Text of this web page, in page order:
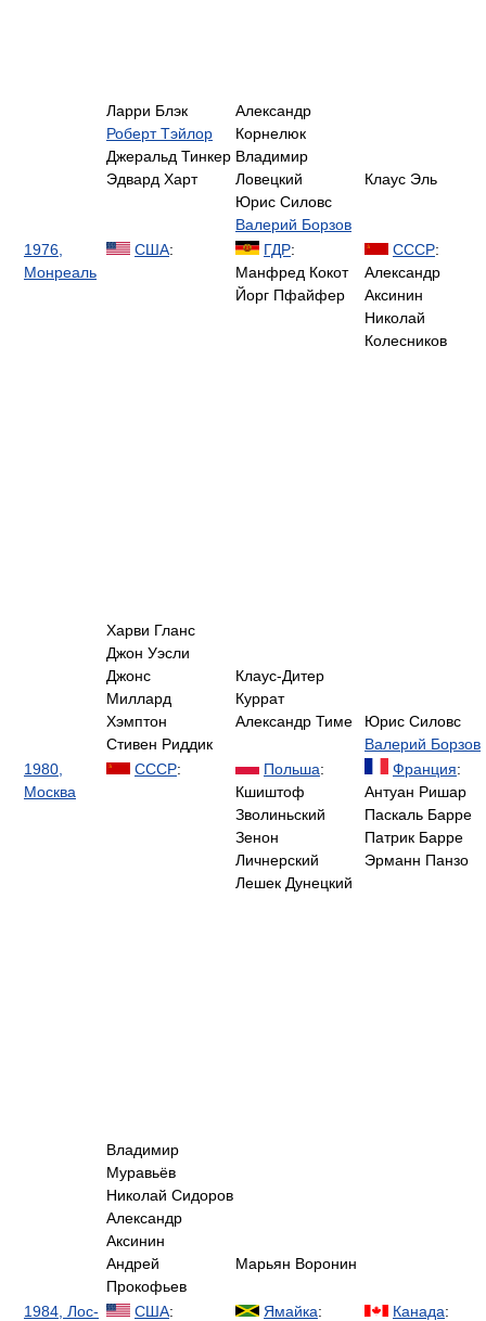
Ларри Блэк
Роберт Тэйлор
Джеральд Тинкер
Эдвард Харт
Александр
Корнелюк
Владимир
Ловецкий
Юрис Силовс
Валерий Борзов
Клаус Эль
1976,
Монреаль
США:
Харви Гланс
Джон Уэсли
Джонс
Миллард
Хэмптон
Стивен Риддик
ГДР:
Манфред Кокот
Йорг Пфайфер
Клаус-Дитер
Куррат
Александр Тиме
СССР:
Александр
Аксинин
Николай
Колесников
Юрис Силовс
Валерий Борзов
1980,
Москва
СССР:
Владимир
Муравьёв
Николай Сидоров
Александр
Аксинин
Андрей
Прокофьев
Польша:
Кшиштоф
Зволиньский
Зенон
Личнерский
Лешек Дунецкий
Марьян Воронин
Франция:
Антуан Ришар
Паскаль Барре
Патрик Барре
Эрманн Панзо
1984, Лос-
США: Ямайка:
Канада: